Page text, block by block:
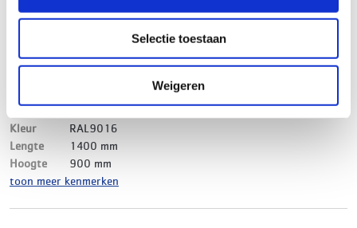
Selectie toestaan
Weigeren
EAN-Code
8719999022468
Paneelradiator
Serie
ULTRA 8 Vlak
Materiaal
Staal
Kleur
RAL9016
Lengte
1400 mm
Hoogte
900 mm
toon meer kenmerken